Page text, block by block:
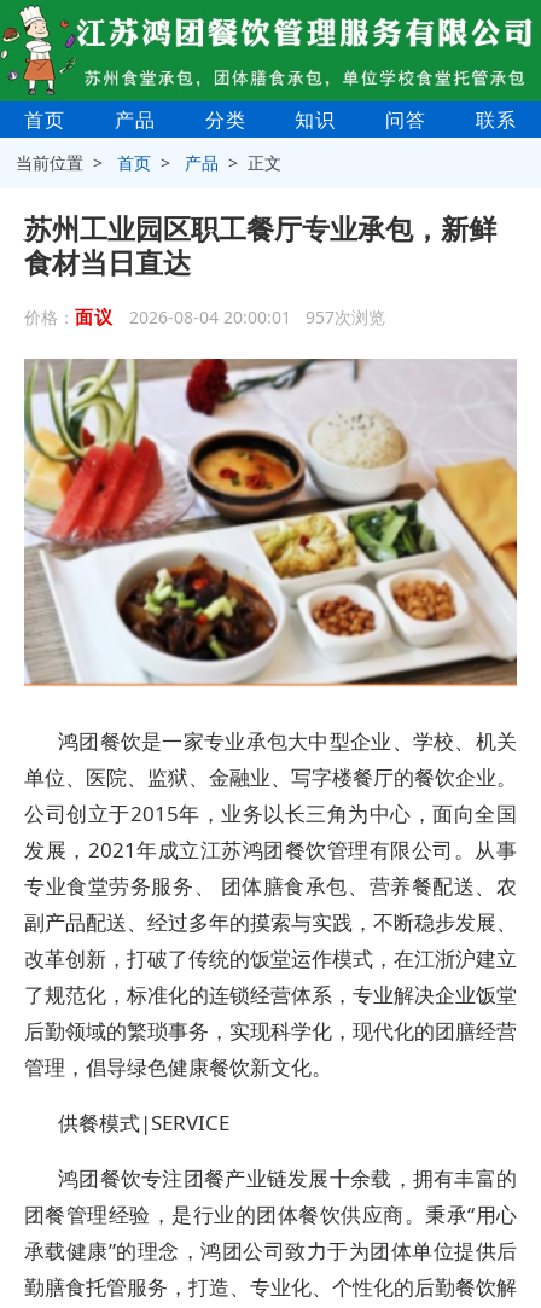
首页 产品 分类 知识 问答 联系
当前位置 >首页 > 产品 > 正文
苏州工业园区职工餐厅专业承包，新鲜
食材当日直达
价格： 面议 2026-08-04 20:00:01 957次浏览
鸿团餐饮是一家专业承包大中型企业、学校、机关
单位、医院、监狱、金融业、写字楼餐厅的餐饮企业。
公司创立于2015年，业务以长三角为中心，面向全国
发展，2021年成立江苏鸿团餐饮管理有限公司。从事
专业食堂劳务服务、 团体膳食承包、营养餐配送、农
副产品配送、经过多年的摸索与实践，不断稳步发展、
改革创新，打破了传统的饭堂运作模式，在江浙沪建立
了规范化，标准化的连锁经营体系，专业解决企业饭堂
后勤领域的繁琐事务，实现科学化，现代化的团膳经营
管理，倡导绿色健康餐饮新文化。
供餐模式|SERVICE
鸿团餐饮专注团餐产业链发展十余载，拥有丰富的
团餐管理经验，是行业的团体餐饮供应商。秉承“用心
承载健康”的理念，鸿团公司致力于为团体单位提供后
勤膳食托管服务，打造、专业化、个性化的后勤餐饮解